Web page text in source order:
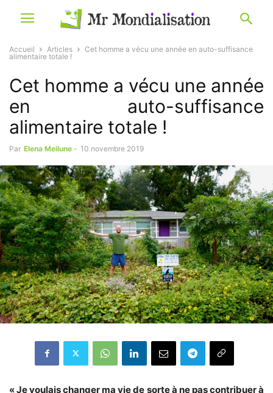
Accueil Articles
Cet homme a vécu une année en auto-suffisance
alimentaire totale !
Cet homme a vécu une année
en auto-suffisance
alimentaire totale !
Par Elena Meilune - 10 novembre 2019
« Je voulais changer ma vie de sorte à ne pas contribuer à